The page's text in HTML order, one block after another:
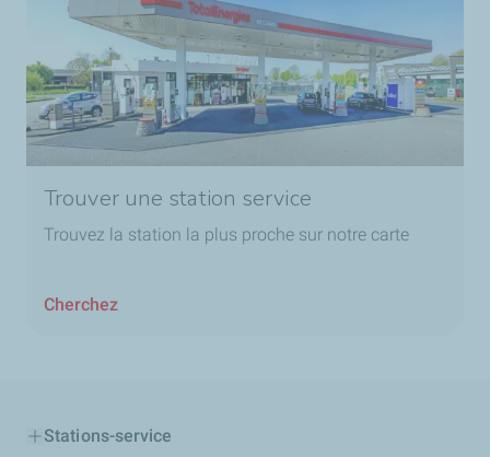
Trouver une station service
Trouvez la station la plus proche sur notre carte
Cherchez
Stations-service